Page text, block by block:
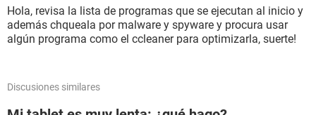
Hola, revisa la lista de programas que se ejecutan al inicio y
además chqueala por malware y spyware y procura usar
algún programa como el ccleaner para optimizarla, suerte!
Discusiones similares